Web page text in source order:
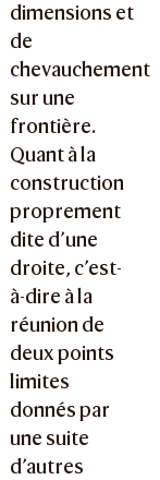
dimensions et
de
chevauchement
sur une
frontière.
Quant à la
construction
proprement
dite d’une
droite, c’est-
à-dire à la
réunion de
deux points
limites
donnés par
une suite
d’autres